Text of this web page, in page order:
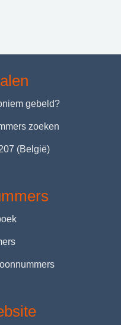
gebeld?
zoeken
(België)